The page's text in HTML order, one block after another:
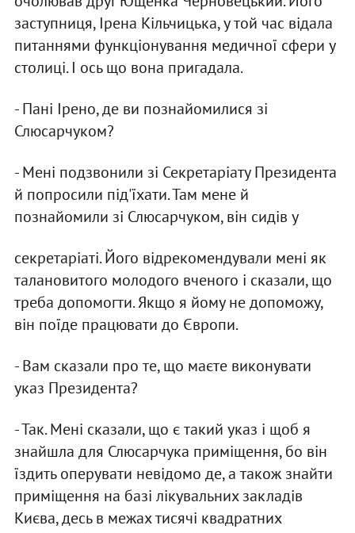
заступниця, Iрена Кiльчицька, у той час вiдала
питаннями функцiонування медичної сфери у
столицi. I ось що вона пригадала.
- Панi Iрено, де ви познайомилися зi
Слюсарчуком?
- Менi подзвонили зi Секретарiату Президента
й попросили пiд'їхати. Там мене й
познайомили зi Слюсарчуком, вiн сидiв у
секретарiатi. Його вiдрекомендували менi як
талановитого молодого вченого i сказали, що
треба допомогти. Якщо я йому не допоможу,
вiн поїде працювати до Європи.
- Вам сказали про те, що маєте виконувати
указ Президента?
- Так. Менi сказали, що є такий указ i щоб я
знайшла для Слюсарчука примiщення, бо вiн
їздить оперувати невiдомо де, а також знайти
примiщення на базi лiкувальних закладiв
Києва, десь в межах тисячi квадратних